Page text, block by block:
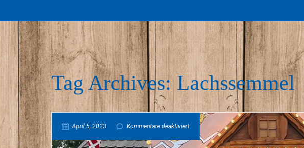
Tag Archives: Lachssemmel
April 5, 2023 Kommentare deaktiviertfür